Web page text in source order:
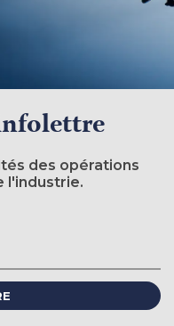
des opérations
l'industrie.